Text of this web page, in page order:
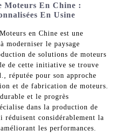
Moteurs En Chine :
En Usine
en Chine est une
le paysage
de solutions de moteurs
de cette initiative se trouve
pour son approche
et de fabrication de moteurs.
et le progrès
dans la production de
réduisent considérablement la
les performances.